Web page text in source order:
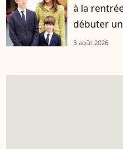
à la
débuter
3 août 2026